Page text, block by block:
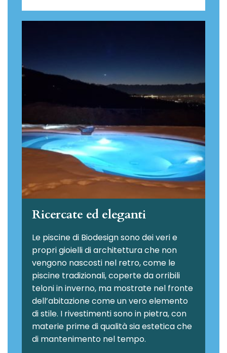
Ricercate ed eleganti
Le piscine di Biodesign sono dei veri e
propri gioielli di architettura che non
vengono nascosti nel retro, come le
piscine tradizionali, coperte da orribili
teloni in inverno, ma mostrate nel fronte
dell’abitazione come un vero elemento
di stile. I rivestimenti sono in pietra, con
materie prime di qualità sia estetica che
di mantenimento nel tempo.